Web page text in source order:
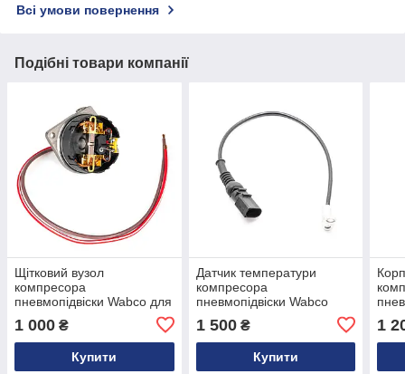
Всі умови повернення
Подібні товари компанії
Щітковий вузол
компресора
пневмопідвіски Wabco для
Rover Mercedes | OEM
2203200104
1 000 ₴
Купити
Датчик температури
компресора
пневмопідвіски Wabco
2203200104
1 500₴
Купити
1